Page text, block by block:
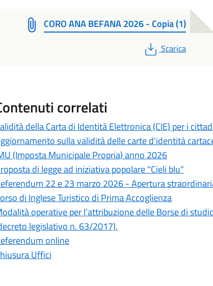
CORO ANA BEFANA 2026 - Copia (1)
PDF
Scarica
correlati
della Carta di Identità Elettronica (CIE) per i
sulla validità delle carte d'identità
(Imposta Municipale Propria) anno 2026
di legge ad iniziativa popolare "Cieli blu"
22 e 23 marzo 2026 - Apertura
di Inglese Turistico di Prima Accoglienza
operative per l’attribuzione delle Borse di
legislativo n. 63/2017).
online
Uffici